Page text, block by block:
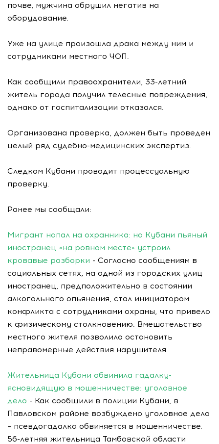
почве, мужчина обрушил негатив на
оборудование.
Уже на улице произошла драка между ним и
сотрудниками местного ЧОП.
Как сообщили правоохранители, 33-летний
житель города получил телесные повреждения,
однако от госпитализации отказался.
Организована проверка, должен быть проведен
целый ряд судебно-медицинских экспертиз.
Следком Кубани проводит процессуальную
проверку.
Ранее мы сообщали:
Мигрант напал на охранника: на Кубани пьяный
иностранец «на ровном месте» устроил
кровавые разборки - Согласно сообщениям в
социальных сетях, на одной из городских улиц
иностранец, предположительно в состоянии
алкогольного опьянения, стал инициатором
конфликта с сотрудниками охраны, что привело
к физическому столкновению. Вмешательство
местного жителя позволило остановить
неправомерные действия нарушителя.
Жительница Кубани обвинила гадалку-
ясновидящую в мошенничестве: уголовное
дело - Как сообщили в полиции Кубани, в
Павловском районе возбуждено уголовное дело
– псевдогадалка обвиняется в мошенничестве.
56-летняя жительница Тамбовской области